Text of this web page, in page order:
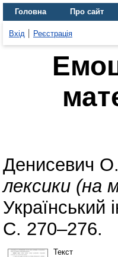
Головна Про сайт
Вхід Реєстрація
Денисевич
лексики (на
С. 270–276.
Текст